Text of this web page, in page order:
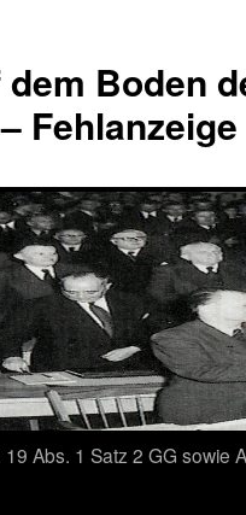
Boden
Abs. 1 Satz 2 GG sowie